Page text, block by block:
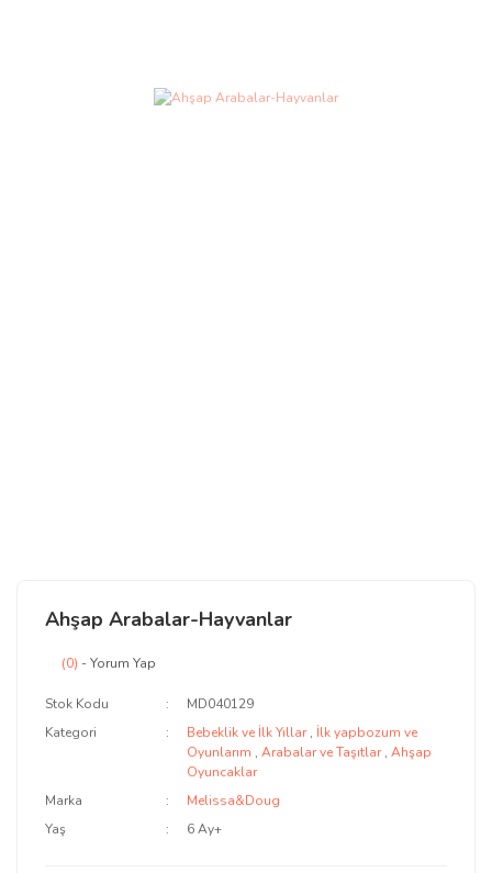
Ahşap Arabalar-Hayvanlar
(0) - Yorum Yap
Stok Kodu
MD040129
Kategori
Bebeklik ve İlk Yıllar , İlk yapbozum ve
Oyunlarım , Arabalar ve Taşıtlar , Ahşap
Oyuncaklar
Marka
Melissa&Doug
Yaş
6 Ay+